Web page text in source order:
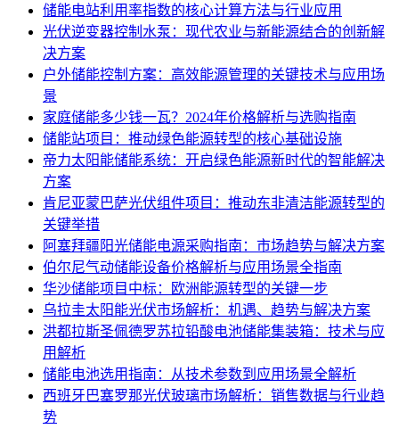
储能电站利用率指数的核心计算方法与行业应用
光伏逆变器控制水泵：现代农业与新能源结合的创新解
决方案
户外储能控制方案：高效能源管理的关键技术与应用场
景
家庭储能多少钱一瓦？2024年价格解析与选购指南
储能站项目：推动绿色能源转型的核心基础设施
帝力太阳能储能系统：开启绿色能源新时代的智能解决
方案
肯尼亚蒙巴萨光伏组件项目：推动东非清洁能源转型的
关键举措
阿塞拜疆阳光储能电源采购指南：市场趋势与解决方案
伯尔尼气动储能设备价格解析与应用场景全指南
华沙储能项目中标：欧洲能源转型的关键一步
乌拉圭太阳能光伏市场解析：机遇、趋势与解决方案
洪都拉斯圣佩德罗苏拉铅酸电池储能集装箱：技术与应
用解析
储能电池选用指南：从技术参数到应用场景全解析
西班牙巴塞罗那光伏玻璃市场解析：销售数据与行业趋
势